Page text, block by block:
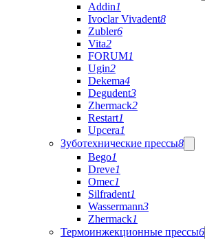
Addin1
Ivoclar Vivadent8
Zubler6
Vita2
FORUM1
Ugin2
Dekema4
Degudent3
Zhermack2
Restart1
Upcera1
Зуботехнические прессы8
Bego1
Dreve1
Omec1
Silfradent1
Wassermann3
Zhermack1
Термоинжекционные прессы6